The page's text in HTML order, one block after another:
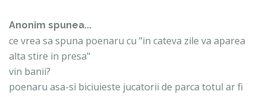
Anonim spunea...
ce vrea sa spuna poenaru cu "in cateva zile va aparea
alta stire in presa"
vin banii?
poenaru asa-si biciuieste jucatorii de parca totul ar fi